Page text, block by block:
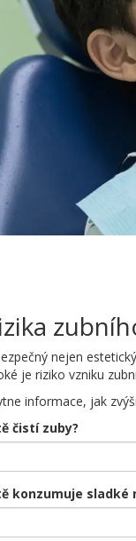
nejen
je riziko vzniku
informace, jak
čistí zuby?
konzumuje sladké